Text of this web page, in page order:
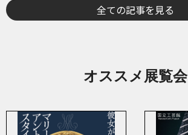
全ての記事を見る
オススメ展覧会